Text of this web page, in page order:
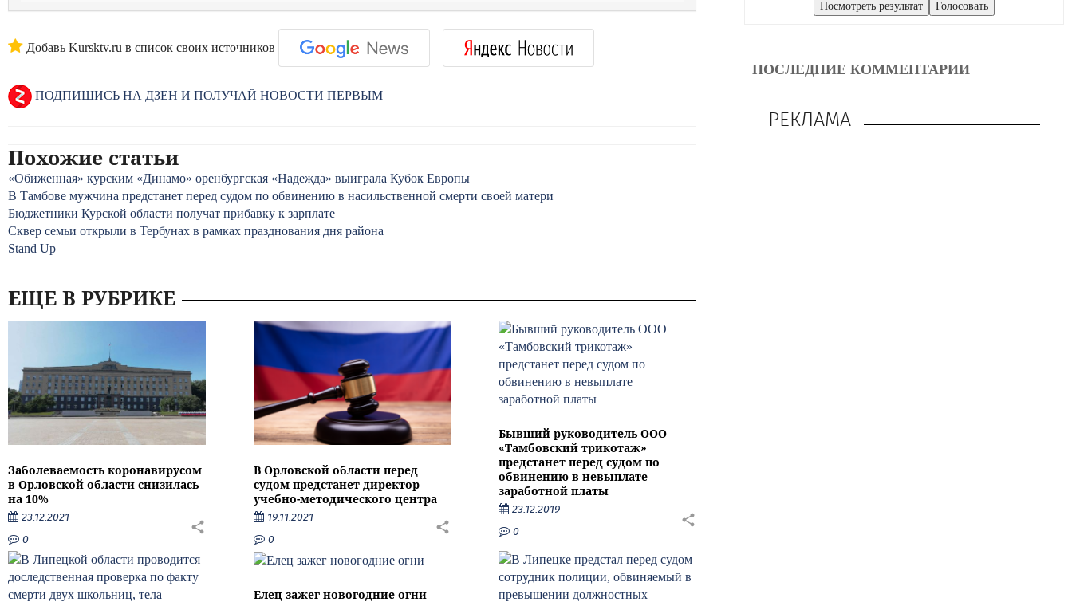
Добавь Kursktv.ru в список своих источников
ПОДПИШИСЬ НА ДЗЕН И ПОЛУЧАЙ НОВОСТИ ПЕРВЫМ
Похожие статьи
«Обиженная» курским «Динамо» оренбургская «Надежда» выиграла Кубок Европы
В Тамбове мужчина предстанет перед судом по обвинению в насильственной смерти своей матери
Бюджетники Курской области получат прибавку к зарплате
Сквер семьи открыли в Тербунах в рамках празднования дня района
Stand Up
ЕЩЕ В РУБРИКЕ
Заболеваемость коронавирусом
в Орловской области снизилась
на 10%
23.12.2021
0
В Орловской области перед
судом предстанет директор
учебно-методического центра
19.11.2021
0
Бывший руководитель ООО
«Тамбовский трикотаж»
предстанет перед судом по
обвинению в невыплате
заработной платы
23.12.2019
0
Елец зажег новогодние огни
ПОСЛЕДНИЕ КОММЕНТАРИИ
РЕКЛАМА